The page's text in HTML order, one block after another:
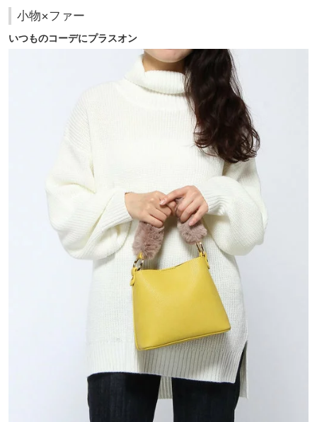
小物×ファー
いつものコーデにプラスオン